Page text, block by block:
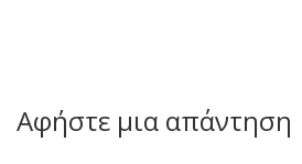
Αφήστε μια απάντηση